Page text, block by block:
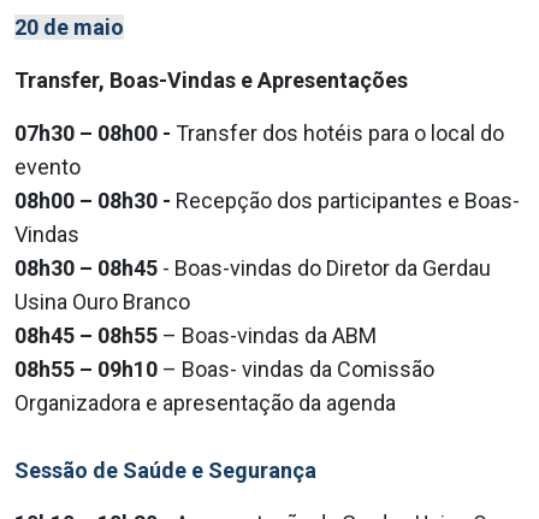
20 de maio
Transfer, Boas-Vindas e Apresentações
07h30 – 08h00 - Transfer dos hotéis para o local do
evento
08h00 – 08h30 - Recepção dos participantes e Boas-
Vindas
08h30 – 08h45 - Boas-vindas do Diretor da Gerdau
Usina Ouro Branco
08h45 – 08h55 – Boas-vindas da ABM
08h55 – 09h10 – Boas- vindas da Comissão
Organizadora e apresentação da agenda
Sessão de Saúde e Segurança